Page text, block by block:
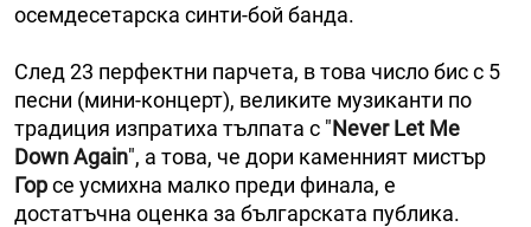
осемдесетарска синти-бой банда.
След 23 перфектни парчета, в това число бис с 5
песни (мини-концерт), великите музиканти по
традиция изпратиха тълпата с "Never Let Me
Down Again", а това, че дори каменният мистър
Горсе усмихна малко преди финала, е
достатъчна оценка за българската публика.